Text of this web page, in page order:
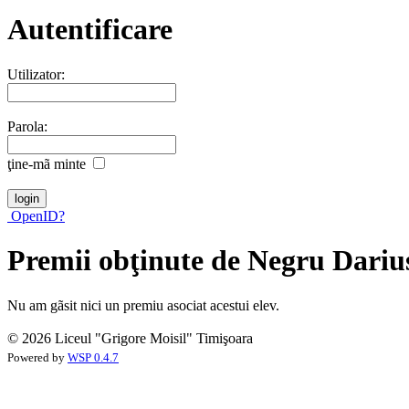
Autentificare
Utilizator:
Parola:
ţine-mã minte
OpenID?
Premii obţinute de Negru
Nu am gãsit nici un premiu asociat acestui elev.
© 2026 Liceul "Grigore Moisil" Timişoara
Powered by WSP 0.4.7